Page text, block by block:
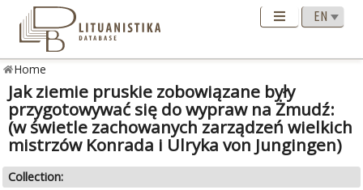
Home
Jak ziemie pruskie zobowiązane były
przygotowywać się do wypraw na Żmudź:
(w świetle zachowanych zarządzeń wielkich
mistrzów Konrada i Ulryka von Jungingen)
Collection: